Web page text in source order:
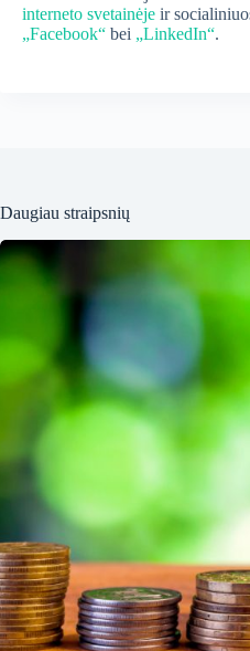
interneto svetainėje ir
„Facebook“ bei „LinkedIn“.
Daugiau straipsnių